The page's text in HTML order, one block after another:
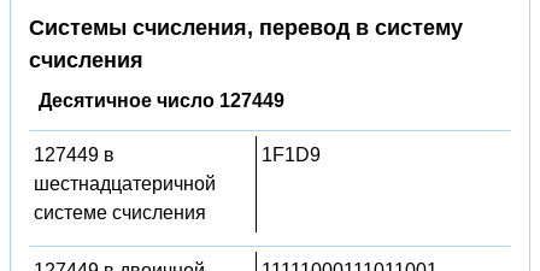
Системы счисления, перевод в систему
счисления
Десятичное число 127449
127449 в
шестнадцатеричной
системе счисления
1F1D9